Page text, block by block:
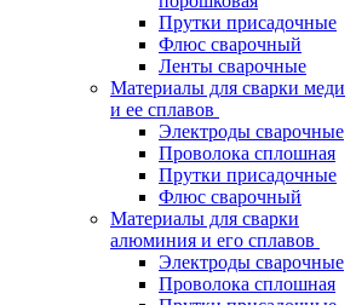
Прутки присадочные
Флюс сварочный
Ленты сварочные
Материалы для сварки меди
и ее сплавов
Электроды сварочные
Проволока сплошная
Прутки присадочные
Флюс сварочный
Материалы для сварки
алюминия и его сплавов
Электроды сварочные
Проволока сплошная